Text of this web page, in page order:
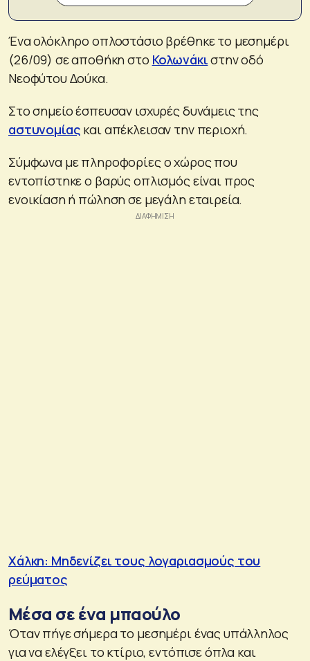
Ένα ολόκληρο οπλοστάσιο βρέθηκε το μεσημέρι
(26/09) σε αποθήκη στο Κολωνάκιστην οδό
Νεοφύτου Δούκα.
Στο σημείο έσπευσαν ισχυρές δυνάμεις της
αστυνομίας και απέκλεισαν την περιοχή.
Σύμφωνα με πληροφορίες ο χώρος που
εντοπίστηκε ο βαρύς οπλισμός είναι προς
ενοικίαση ή πώληση σε μεγάλη εταιρεία.
Χάλκη: Μηδενίζει τους λογαριασμούς του
ρεύματος
Μέσα σε ένα μπαούλο
Όταν πήγε σήμερα το μεσημέρι ένας υπάλληλος
για να ελέγξει το κτίριο, εντόπισε όπλα και